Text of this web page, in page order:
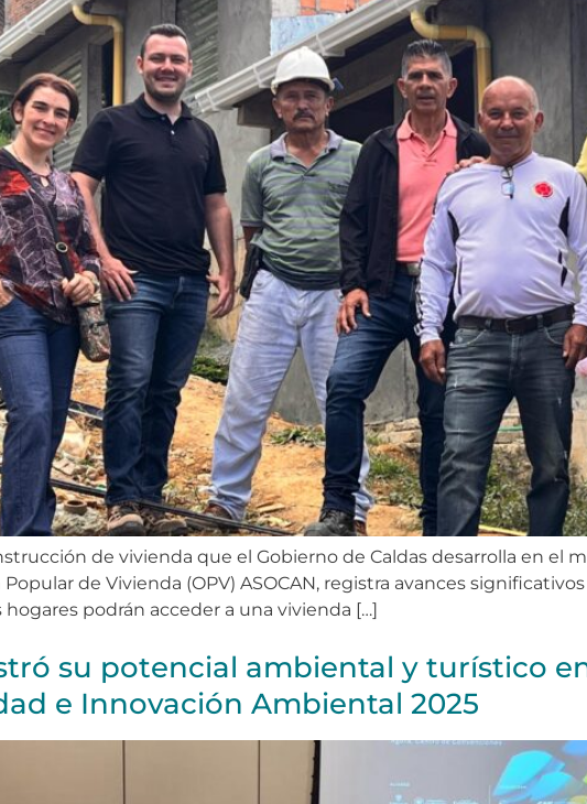
de vivienda que el Gobierno de Caldas desarrolla en el
de Vivienda (OPV) ASOCAN, registra avances
hogares podrán acceder a una vivienda […]
su potencial ambiental y turístico
e Innovación Ambiental 2025